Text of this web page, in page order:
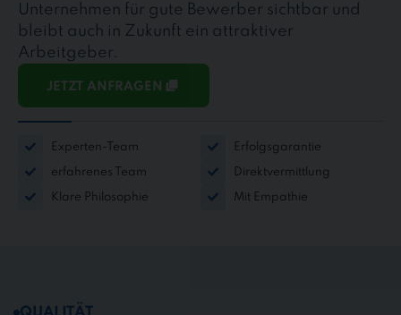
Unternehmen für gute Bewerber sichtbar und
bleibt auch in Zukunft ein attraktiver
Arbeitgeber.
JETZT ANFRAGEN
Experten-Team Erfolgsgarantie
erfahrenes Team Direktvermittlung
Klare Philosophie Mit Empathie